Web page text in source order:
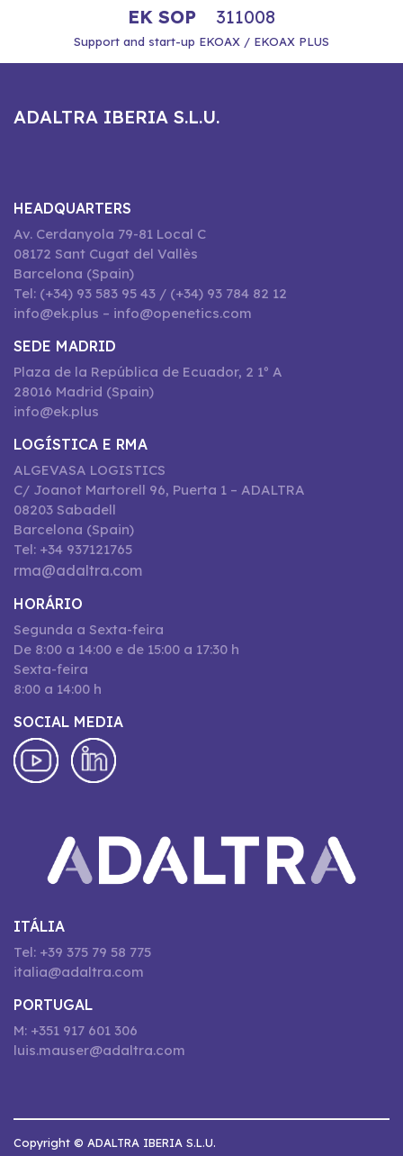
EK SOP 311008
Support and start-up EKOAX / EKOAX PLUS
ADALTRA IBERIA S.L.U.
HEADQUARTERS
Av. Cerdanyola 79-81 Local C
08172 Sant Cugat del Vallès
Barcelona (Spain)
Tel: (+34) 93 583 95 43 / (+34) 93 784 82 12
info@ek.plus – info@openetics.com
SEDE MADRID
Plaza de la República de Ecuador, 2 1º A
28016 Madrid (Spain)
info@ek.plus
LOGÍSTICA E RMA
ALGEVASA LOGISTICS
C/ Joanot Martorell 96, Puerta 1 – ADALTRA
08203 Sabadell
Barcelona (Spain)
Tel: +34 937121765
rma@adaltra.com
HORÁRIO
Segunda a Sexta-feira
De 8:00 a 14:00 e de 15:00 a 17:30 h
Sexta-feira
8:00 a 14:00 h
SOCIAL MEDIA
ITÁLIA
Tel: +39 375 79 58 775
italia@adaltra.com
PORTUGAL
M: +351 917 601 306
luis.mauser@adaltra.com
Copyright © ADALTRA IBERIA S.L.U.